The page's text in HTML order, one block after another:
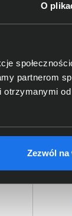
O
partnerom
Zezwól